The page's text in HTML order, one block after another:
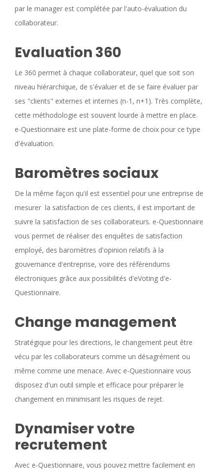
par le manager est complétée par l'auto-évaluation du
collaborateur.
Evaluation 360
Le 360 permet à chaque collaborateur, quel que soit son
niveau hiérarchique, de s'évaluer et de se faire évaluer par
ses "clients" externes et internes (n-1, n+1). Très complète,
cette méthodologie est souvent lourde à mettre en place.
e-Questionnaire est une plate-forme de choix pour ce type
d'évaluation.
Baromètres sociaux
De la même façon qu'il est essentiel pour une entreprise de
mesurer la satisfaction de ces clients, il est important de
suivre la satisfaction de ses collaborateurs. e-Questionnaire
vous permet de réaliser des enquêtes de satisfaction
employé, des baromètres d'opinion relatifs à la
gouvernance d'entreprise, voire des référendums
électroniques grâce aux possibilités d'eVoting d'e-
Questionnaire.
Change management
Stratégique pour les directions, le changement peut être
vécu par les collaborateurs comme un désagrément ou
même comme une menace. Avec e-Questionnaire vous
disposez d'un outil simple et efficace pour préparer le
changement en minimisant les risques de rejet.
Dynamiser votre
recrutement
Avec e-Questionnaire, vous pouvez mettre facilement en